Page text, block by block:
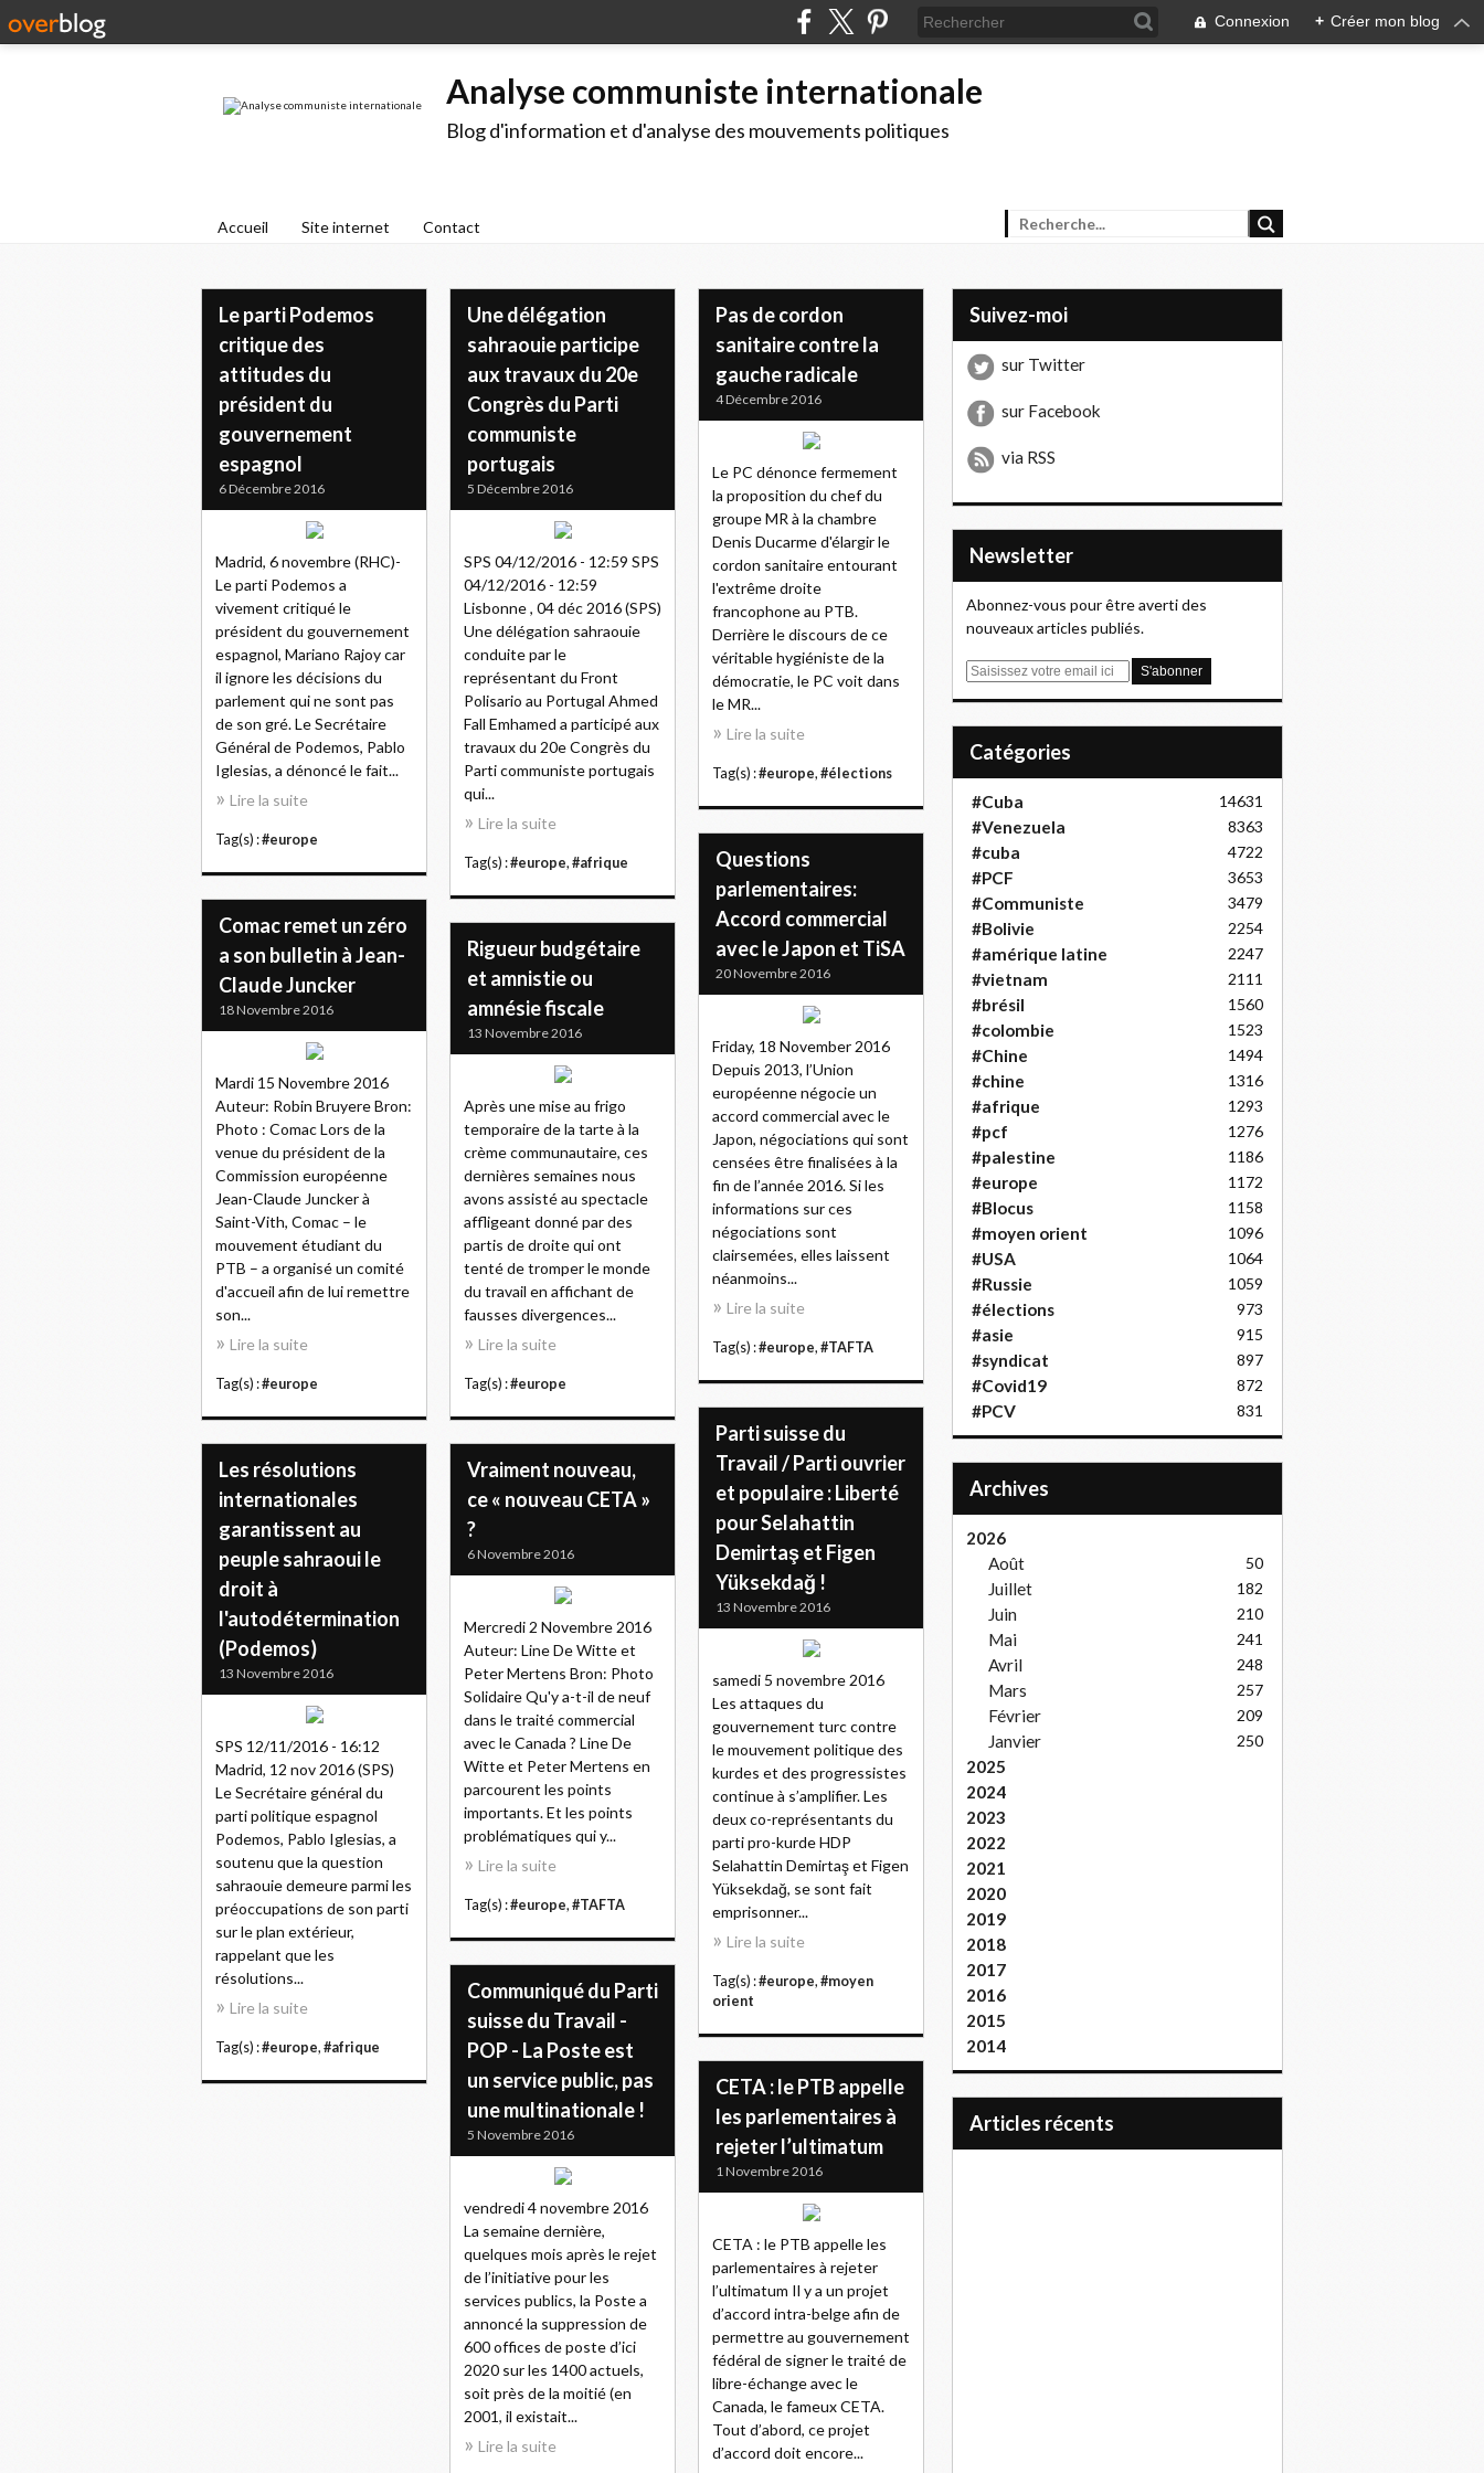
Connexion + Créer mon blog
Analyse communiste internationale
Blog d'information et d'analyse des mouvements politiques
Accueil Site internet Contact
Le parti Podemos
critique des
attitudes du
président du
gouvernement
espagnol
6 Décembre 2016
Madrid, 6 novembre (RHC)-
Le parti Podemos a
vivement critiqué le
président du gouvernement
espagnol, Mariano Rajoy car
il ignore les décisions du
parlement qui ne sont pas
de son gré. Le Secrétaire
Général de Podemos, Pablo
Iglesias, a dénoncé le fait...
Lire la suite
Tag(s) :#europe
Une délégation
sahraouie participe
aux travaux du 20e
Congrès du Parti
communiste
portugais
5 Décembre 2016
SPS 04/12/2016 - 12:59 SPS
04/12/2016 - 12:59
Lisbonne , 04 déc 2016 (SPS)
Une délégation sahraouie
conduite par le
représentant du Front
Polisario au Portugal Ahmed
Fall Emhamed a participé aux
travaux du 20e Congrès du
Parti communiste portugais
qui...
Lire la suite
Tag(s) :#europe, #afrique
Pas de cordon
sanitaire contre la
gauche radicale
4 Décembre 2016
Le PC dénonce fermement
la proposition du chef du
groupe MR à la chambre
Denis Ducarme d'élargir le
cordon sanitaire entourant
l'extrême droite
francophone au PTB.
Derrière le discours de ce
véritable hygiéniste de la
démocratie, le PC voit dans
le MR...
Lire la suite
Tag(s) :#europe, #élections
Questions
parlementaires:
Accord commercial
avec le Japon et TiSA
20 Novembre 2016
Friday, 18 November 2016
Depuis 2013, l’Union
européenne négocie un
accord commercial avec le
Japon, négociations qui sont
censées être finalisées à la
fin de l’année 2016. Si les
informations sur ces
négociations sont
clairsemées, elles laissent
néanmoins...
Lire la suite
Tag(s) :#europe, #TAFTA
Comac remet un zéro
a son bulletin à Jean-
Claude Juncker
18 Novembre 2016
Mardi 15 Novembre 2016
Auteur: Robin Bruyere Bron:
Photo : Comac Lors de la
venue du président de la
Commission européenne
Jean-Claude Juncker à
Saint-Vith, Comac – le
mouvement étudiant du
PTB – a organisé un comité
d'accueil afin de lui remettre
son...
Lire la suite
Tag(s) :#europe
Rigueur budgétaire
et amnistie ou
amnésie fiscale
13 Novembre 2016
Après une mise au frigo
temporaire de la tarte à la
crème communautaire, ces
dernières semaines nous
avons assisté au spectacle
affligeant donné par des
partis de droite qui ont
tenté de tromper le monde
du travail en affichant de
fausses divergences...
Lire la suite
Tag(s) :#europe
Parti suisse du
Travail / Parti ouvrier
et populaire : Liberté
pour Selahattin
Demirtaş et Figen
Yüksekdağ !
13 Novembre 2016
samedi 5 novembre 2016
Les attaques du
gouvernement turc contre
le mouvement politique des
kurdes et des progressistes
continue à s’amplifier. Les
deux co-représentants du
parti pro-kurde HDP
Selahattin Demirtaş et Figen
Yüksekdağ, se sont fait
emprisonner...
Lire la suite
Tag(s) :#europe, #moyen
orient
Les résolutions
internationales
garantissent au
peuple sahraoui le
droit à
l'autodétermination
(Podemos)
13 Novembre 2016
SPS 12/11/2016 - 16:12
Madrid, 12 nov 2016 (SPS)
Le Secrétaire général du
parti politique espagnol
Podemos, Pablo Iglesias, a
soutenu que la question
sahraouie demeure parmi les
préoccupations de son parti
sur le plan extérieur,
rappelant que les
résolutions...
Lire la suite
Tag(s) :#europe, #afrique
Vraiment nouveau,
ce « nouveau CETA »
?
6 Novembre 2016
Mercredi 2 Novembre 2016
Auteur: Line De Witte et
Peter Mertens Bron: Photo
Solidaire Qu'y a-t-il de neuf
dans le traité commercial
avec le Canada ? Line De
Witte et Peter Mertens en
parcourent les points
importants. Et les points
problématiques qui y...
Lire la suite
Tag(s) :#europe, #TAFTA
Communiqué du Parti
suisse du Travail -
POP - La Poste est
un service public, pas
une multinationale !
5 Novembre 2016
vendredi 4 novembre 2016
La semaine dernière,
quelques mois après le rejet
de l’initiative pour les
services publics, la Poste a
annoncé la suppression de
600 offices de poste d’ici
2020 sur les 1400 actuels,
soit près de la moitié (en
2001, il existait...
Lire la suite
CETA : le PTB appelle
les parlementaires à
rejeter l’ultimatum
1 Novembre 2016
CETA : le PTB appelle les
parlementaires à rejeter
l’ultimatum Il y a un projet
d’accord intra-belge afin de
permettre au gouvernement
fédéral de signer le traité de
libre-échange avec le
Canada, le fameux CETA.
Tout d’abord, ce projet
d’accord doit encore...
Suivez-moi
sur Twitter
sur Facebook
via RSS
Newsletter
Abonnez-vous pour être averti des
nouveaux articles publiés.
E
Catégories
#Cuba 14631
#Venezuela 8363
#cuba 4722
#PCF 3653
#Communiste 3479
#Bolivie 2254
#amérique latine 2247
#vietnam 2111
#brésil 1560
#colombie 1523
#Chine 1494
#chine 1316
#afrique 1293
#pcf 1276
#palestine 1186
#europe 1172
#Blocus 1158
#moyen orient 1096
#USA 1064
#Russie 1059
#élections 973
#asie 915
#syndicat 897
#Covid19 872
#PCV 831
Archives
2026
Août
50
Juillet 182
Juin 210
Mai 241
Avril 248
Mars 257
Février 209
Janvier 250
2025
2024
2023
2022
2021
2020
2019
2018
2017
2016
2015
2014
articles récents